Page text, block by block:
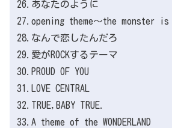
26.あなたのように
27.opening theme～the monster is
28.なんで恋したんだろ
29.愛がROCKするテーマ
30.PROUD OF YOU
31.LOVE CENTRAL
32.TRUE,BABY TRUE.
33.A theme of the WONDERLAND